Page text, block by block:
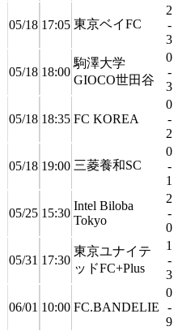
05/18 17:05 東京ベイFC
2
-
3
05/18 18:00
駒澤大学
GIOCO世田谷
0
-
3
05/18 18:35 FC KOREA
0
-
2
05/18 19:00 三菱養和SC
0
-
1
05/25 15:30
Intel Biloba
Tokyo
2
-
0
05/31 17:30
東京ユナイテ
ッドFC+Plus
1
-
3
06/01 10:00 FC.BANDELIE
0
-
9